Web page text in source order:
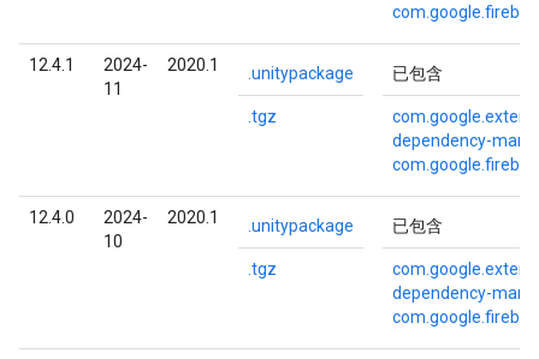
12.4.1
2024-
11
2020.1 .unitypackage
.tgz
已包含
dependency-
12.4.0
2024-
10
2020.1 .unitypackage
.tgz
已包含
dependency-